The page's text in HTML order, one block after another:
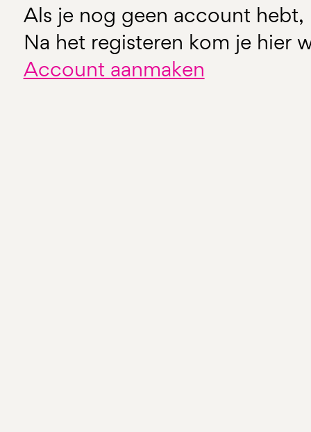
Als je nog geen account hebt,
Na het registeren kom je hier
Account aanmaken